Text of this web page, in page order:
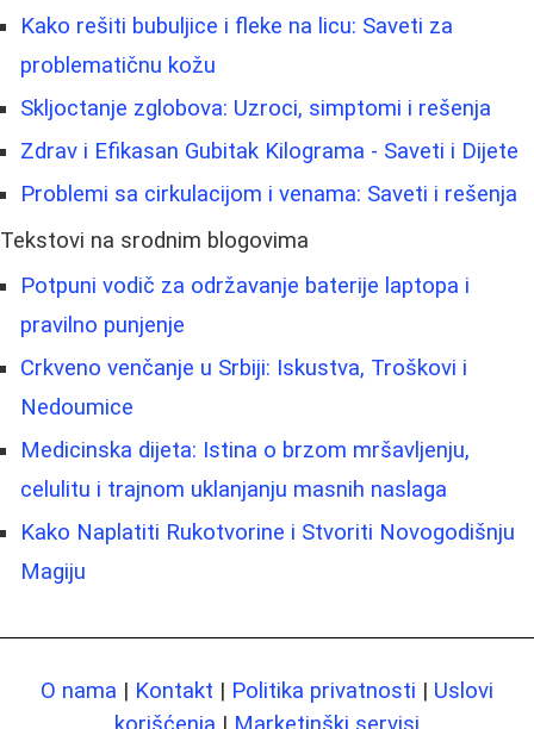
Kako rešiti bubuljice i fleke na licu: Saveti za
problematičnu kožu
Skljoctanje zglobova: Uzroci, simptomi i rešenja
Zdrav i Efikasan Gubitak Kilograma - Saveti i Dijete
Problemi sa cirkulacijom i venama: Saveti i rešenja
Tekstovi na srodnim blogovima
Potpuni vodič za održavanje baterije laptopa i
pravilno punjenje
Crkveno venčanje u Srbiji: Iskustva, Troškovi i
Nedoumice
Medicinska dijeta: Istina o brzom mršavljenju,
celulitu i trajnom uklanjanju masnih naslaga
Kako Naplatiti Rukotvorine i Stvoriti Novogodišnju
Magiju
O nama | Kontakt | Politika privatnosti | Uslovi